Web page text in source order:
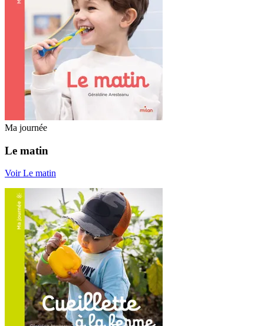
Ma journée
Le matin
Voir Le matin